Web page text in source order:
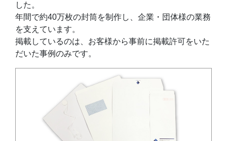
した。
年間で約40万枚の封筒を制作し、企業・団体様の業務
を支えています。
掲載しているのは、お客様から事前に掲載許可をいた
だいた事例のみです。